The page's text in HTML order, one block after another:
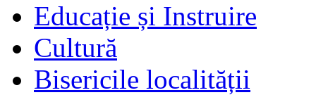
Educație și Instruire
Cultură
Bisericile localității